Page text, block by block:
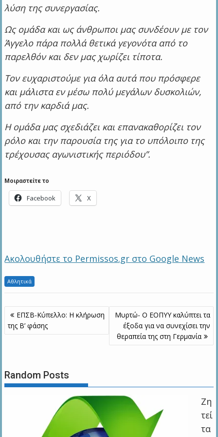
λύση της συνεργασίας.
Ως ομάδα και ως άνθρωποι μας συνδέουν με τον
Άγγελο πάρα πολλά θετικά γεγονότα από το
παρελθόν και δεν μας χωρίζει τίποτα.
Τον ευχαριστούμε για όλα αυτά που πρόσφερε
και μάλιστα εν μέσω πολύ μεγάλων δυσκολιών,
από την καρδιά μας.
Η ομάδα μας σχεδιάζει και επανακαθορίζει τον
ρόλο και την παρουσία της για το υπόλοιπο της
τρέχουσας αγωνιστικής περιόδου”.
Μοιραστείτε το
Facebook X
Ακολουθήστε το Permissos.gr στο Google News
Αθλητικά
Πλοήγηση
άρθρων
ΕΠΣΒ-Κύπελλο: Η κλήρωση
της Β’ φάσης
Μυρτώ- Ο ΕΟΠΥΥ καλύπτει τα
έξοδα για να συνεχίσει την
θεραπεία της στη Γερμανία
Random Posts
Ζη
τεί
τα